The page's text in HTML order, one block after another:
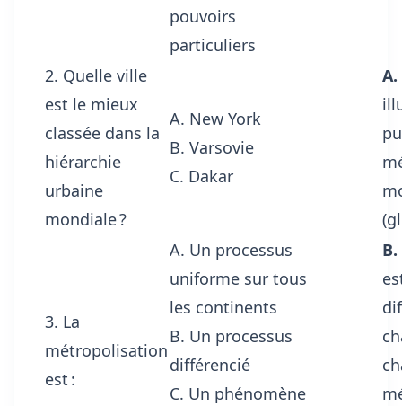
pouvoirs
particuliers
2. Quelle ville
est le mieux
classée dans la
hiérarchie
urbaine
mondiale ?
A. New York
B. Varsovie
C. Dakar
A.
3. La
métropolisation
est :
A. Un processus
uniforme sur tous
les continents
B. Un processus
différencié
C. Un phénomène
B.